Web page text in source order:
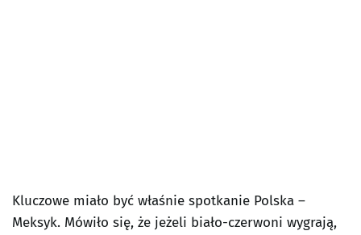
Kluczowe miało być właśnie spotkanie Polska –
Meksyk. Mówiło się, że jeżeli biało-czerwoni wygrają,